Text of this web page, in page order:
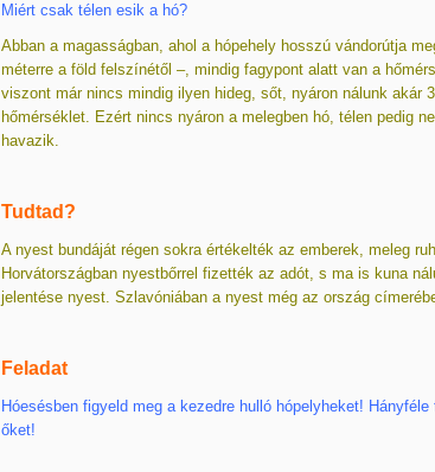
Miért csak télen esik a hó?
Abban a magasságban, ahol a hópehely hosszú vándorútja
méterre a föld felszínétől –, mindig fagypont alatt van a
viszont már nincs mindig ilyen hideg, sőt, nyáron nálunk akár
hőmérséklet. Ezért nincs nyáron a melegben hó, télen pedig
havazik.
Tudtad?
A nyest bundáját régen sokra értékelték az emberek, meleg
Horvátországban nyestbőrrel fizették az adót, s ma is kuna
jelentése nyest. Szlavóniában a nyest még az ország
Feladat
Hóesésben figyeld meg a kezedre hulló hópelyheket!
őket!